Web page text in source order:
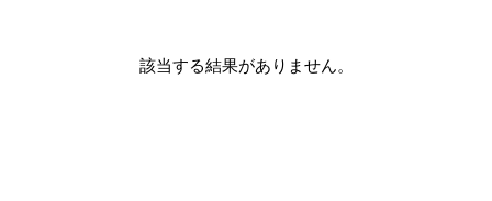
該当する結果がありません。